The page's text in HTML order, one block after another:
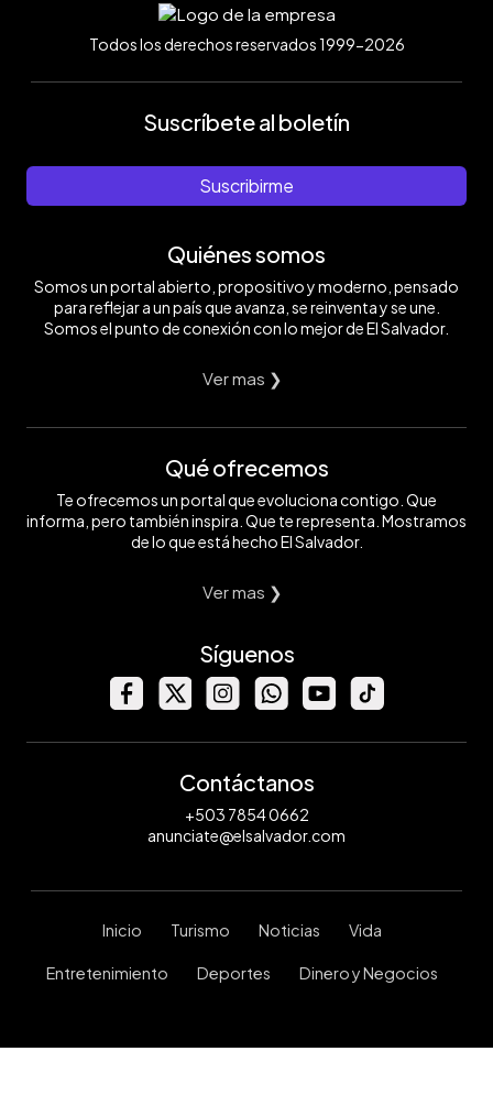
Todos los derechos reservados 1999-2026
Suscríbete al boletín
Suscribirme
Quiénes somos
Somos un portal abierto, propositivo y moderno, pensado
para reflejar a un país que avanza, se reinventa y se une.
Somos el punto de conexión con lo mejor de El Salvador.
Ver mas ❯
Qué ofrecemos
Te ofrecemos un portal que evoluciona contigo. Que
informa, pero también inspira. Que te representa. Mostramos
de lo que está hecho El Salvador.
Ver mas ❯
Síguenos
Contáctanos
+503 7854 0662
anunciate@elsalvador.com
Inicio Turismo Noticias Vida
Entretenimiento Deportes Dinero y Negocios